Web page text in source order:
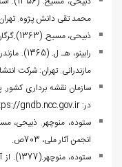
محمد تقی دانش پژوه. تهران:
ذبیحی، مسیح. (1363).گرگان نامه. تهران: انتشارات بابک.
رابینو،
مازندرانی. تهران: شرکت
سازمان نقشه برداری کشور.
در:gndb.ncc.gov.ir
ستوده، منوچهر. ذبیحی،
انجمن آثار ملی، 703ص.
ستوده،